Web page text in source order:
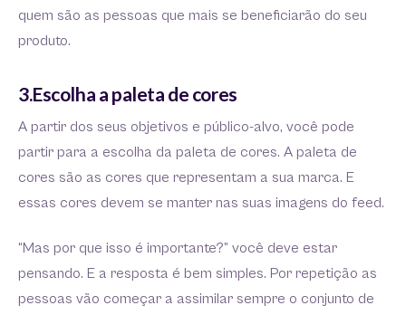
quem são as pessoas que mais se beneficiarão do seu
produto.
3.Escolha a paleta de cores
A partir dos seus objetivos e público-alvo, você pode
partir para a escolha da paleta de cores. A paleta de
cores são as cores que representam a sua marca. E
essas cores devem se manter nas suas imagens do feed.
“Mas por que isso é importante?” você deve estar
pensando. E a resposta é bem simples. Por repetição as
pessoas vão começar a assimilar sempre o conjunto de